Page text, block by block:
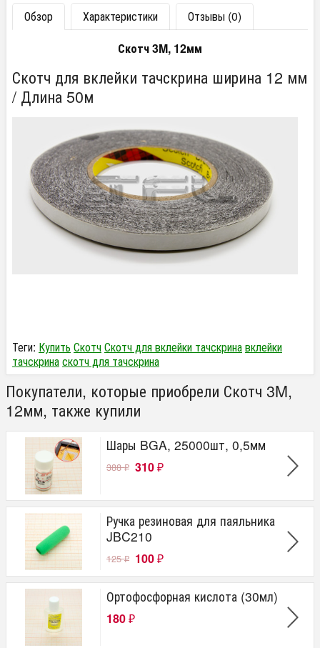
Обзор Характеристики
Отзывы (0)
Скотч 3M, 12мм
Скотч для вклейки тачскрина ширина 12 мм
/ Длина 50м
Теги: Купить СкотчСкотч для вклейки тачскринавклейки
тачскринаскотч для тачскрина
Покупатели, которые приобрели Скотч 3M,
12мм, также купили
Шары BGA, 25000шт, 0,5мм
388₽ 310 ₽
Ручка резиновая для паяльника
JBC210
125₽ 100 ₽
Ортофосфорная кислота (30мл)
180 ₽